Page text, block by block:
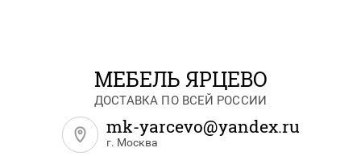
МЕБЕЛЬ ЯРЦЕВО
ДОСТАВКА ПО ВСЕЙ РОССИИ
mk-yarcevo@yandex.ru
г. Москва